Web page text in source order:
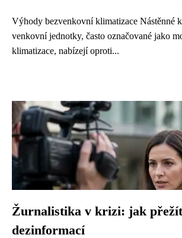
Výhody bezvenkovní klimatizace Nástěnné
venkovní jednotky, často označované jako
klimatizace, nabízejí oproti...
Žurnalistika v krizi: jak
dezinformací